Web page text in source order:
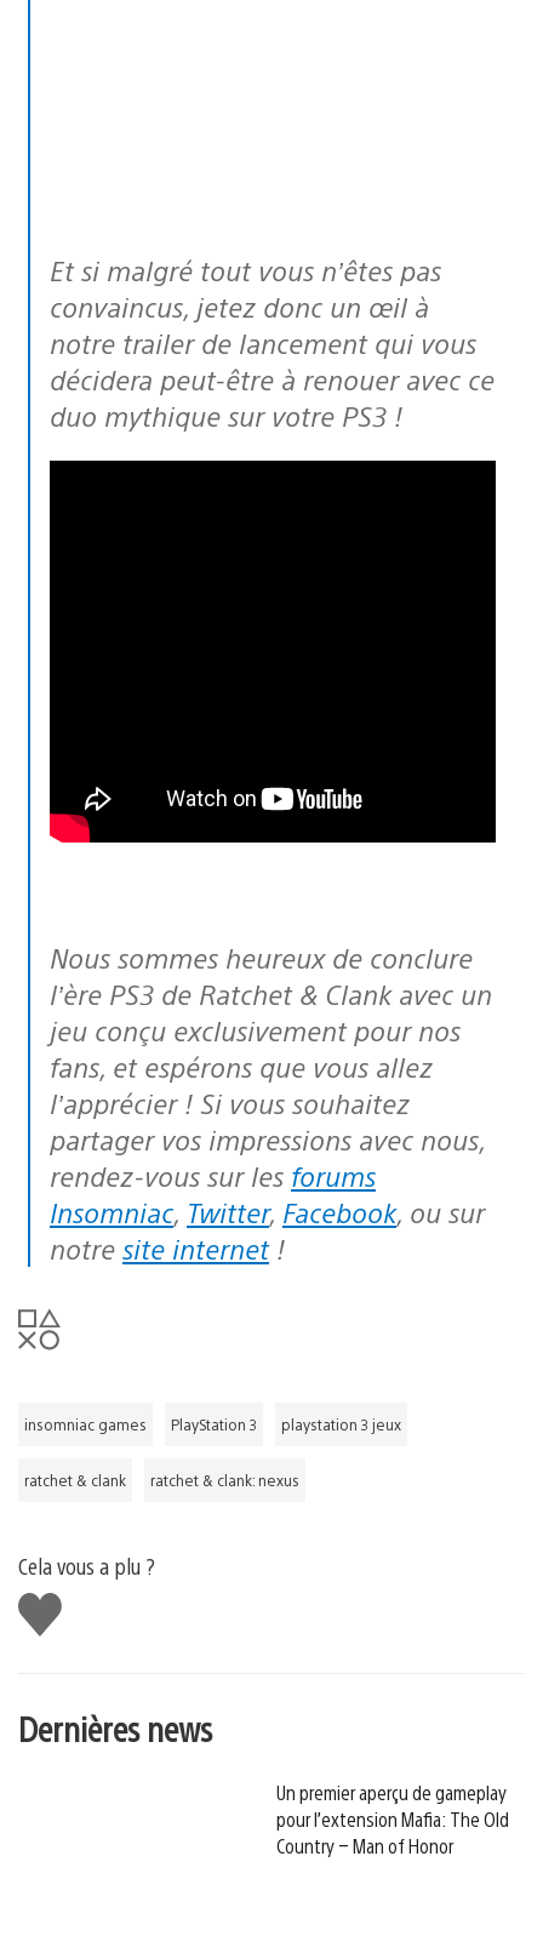
Et si malgré tout vous n’êtes pas
convaincus, jetez donc un œil à
notre trailer de lancement qui vous
décidera peut-être à renouer avec ce
duo mythique sur votre PS3 !
Nous sommes heureux de conclure
l’ère PS3 de Ratchet & Clank avec un
jeu conçu exclusivement pour nos
fans, et espérons que vous allez
l’apprécier ! Si vous souhaitez
partager vos impressions avec nous,
rendez-vous sur les forums
Insomniac, Twitter, Facebook, ou sur
notre site internet!
insomniac games PlayStation 3 playstation 3 jeux
ratchet & clank ratchet & clank: nexus
Cela vous a plu ?
J'aime
Dernières news
Un premier aperçu de gameplay
pour l’extension Mafia: The Old
Country – Man of Honor